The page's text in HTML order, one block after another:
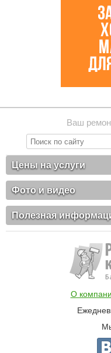
Ваш
Цены на услуги
Фото и видео
Полезная
О